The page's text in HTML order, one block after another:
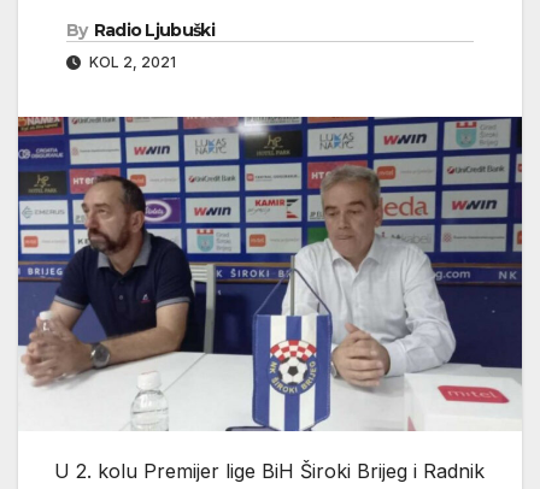
By Radio Ljubuški
KOL 2, 2021
U 2. kolu Premijer lige BiH Široki Brijeg i Radnik